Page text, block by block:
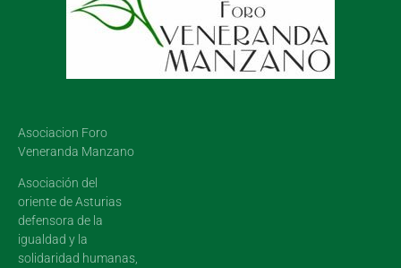
Asociacion Foro
Veneranda Manzano
Asociación del
oriente de Asturias
defensora de la
igualdad y la
solidaridad humanas,